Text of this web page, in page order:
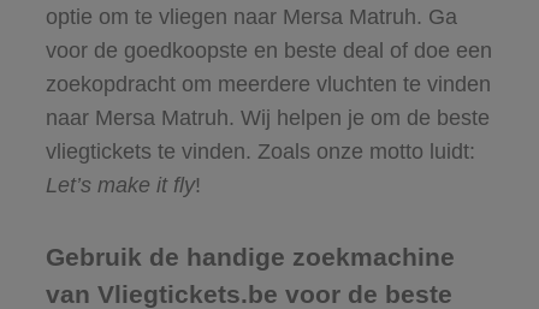
optie om te vliegen naar Mersa Matruh. Ga
voor de goedkoopste en beste deal of doe een
zoekopdracht om meerdere vluchten te vinden
naar Mersa Matruh. Wij helpen je om de beste
vliegtickets te vinden. Zoals onze motto luidt:
Let’s make it fly!
Gebruik de handige zoekmachine
van Vliegtickets.be voor de beste